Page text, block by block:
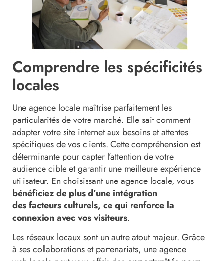
Comprendre les spécificités
locales
Une agence locale maîtrise parfaitement les
particularités de votre marché. Elle sait comment
adapter votre site internet aux besoins et attentes
spécifiques de vos clients. Cette compréhension est
déterminante pour capter l’attention de votre
audience cible et garantir une meilleure expérience
utilisateur. En choisissant une agence locale, vous
bénéficiez de plus d’une intégration
des facteurs culturels, ce qui renforce la
connexion avec vos visiteurs.
Les réseaux locaux sont un autre atout majeur. Grâce
à ses collaborations et partenariats, une agence